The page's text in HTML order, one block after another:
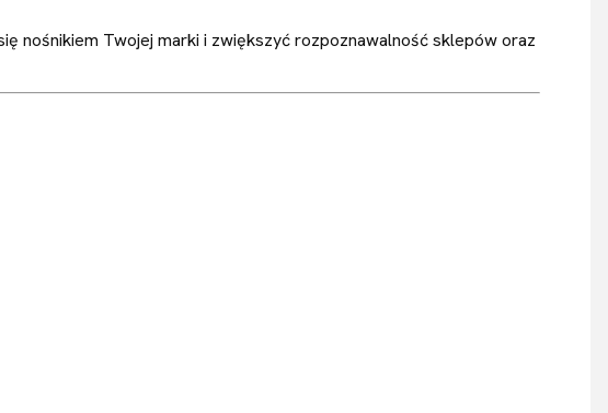
nośnikiem Twojej marki i zwiększyć rozpoznawalność sklepów oraz